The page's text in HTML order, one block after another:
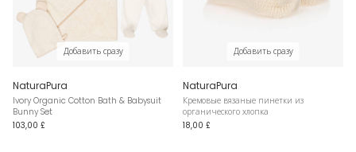
Добавить сразу
NaturaPura
Ivory Organic Cotton Bath & Babysuit
Bunny Set
103,00 £
Добавить сразу
NaturaPura
Кремовые вязаные пинетки из
органического хлопка
18,00 £